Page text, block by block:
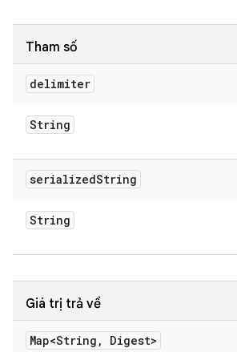
Tham số
delimiter
String
serializedString
String
Giá trị trả về
Map<String , Digest>